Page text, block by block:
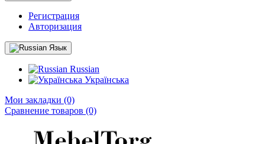
Регистрация
Авторизация
Язык
Russian
Українська
Мои закладки (0)
Сравнение товаров (0)